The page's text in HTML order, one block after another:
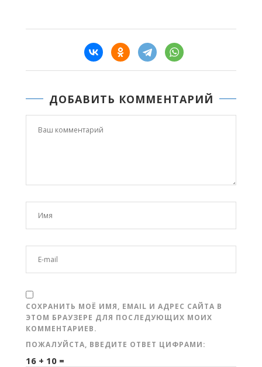
ДОБАВИТЬ КОММЕНТАРИЙ
СОХРАНИТЬ МОЁ ИМЯ, EMAIL И АДРЕС САЙТА В
ЭТОМ БРАУЗЕРЕ ДЛЯ ПОСЛЕДУЮЩИХ МОИХ
КОММЕНТАРИЕВ.
ПОЖАЛУЙСТА, ВВЕДИТЕ ОТВЕТ ЦИФРАМИ:
16 + 10 =